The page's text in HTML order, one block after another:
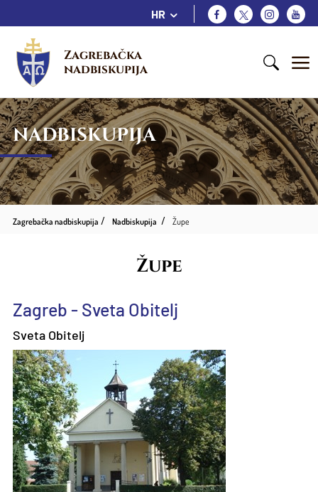
HR
Zagrebačka
nadbiskupija
NADBISKUPIJA
Zagrebačka nadbiskupija Nadbiskupija Župe
Župe
Zagreb - Sveta Obitelj
Sveta Obitelj